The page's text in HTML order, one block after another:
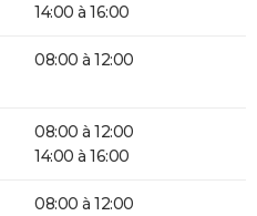
14:00 à 16:00
08:00 à 12:00
08:00 à 12:00
14:00 à 16:00
08:00 à 12:00